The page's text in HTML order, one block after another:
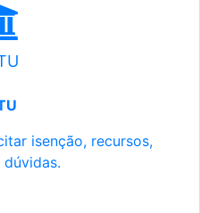
isenção, recursos,